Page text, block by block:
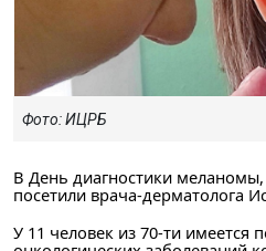
Фото: ИЦРБ
В День диагностики меланомы,
посетили врача-дерматолога
У 11 человек из 70-ти имеется